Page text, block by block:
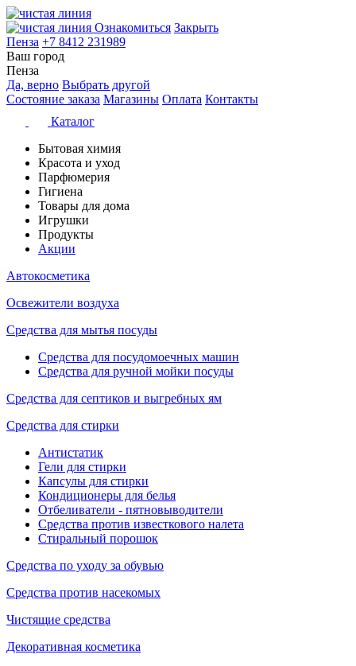
Ознакомиться Закрыть
Пенза +7 8412 231989
Ваш город
Пенза
Да, верно Выбрать другой
Состояние заказа Магазины Оплата Контакты
Каталог
Бытовая химия
Красота и уход
Парфюмерия
Гигиена
Товары для дома
Игрушки
Продукты
Акции
Автокосметика
Освежители воздуха
Средства для мытья посуды
Средства для посудомоечных машин
Средства для ручной мойки посуды
Средства для септиков и выгребных ям
Средства для стирки
Антистатик
Гели для стирки
Капсулы для стирки
Кондиционеры для белья
Отбеливатели - пятновыводители
Средства против известкового налета
Стиральный порошок
Средства по уходу за обувью
Средства против насекомых
Чистящие средства
Декоративная косметика